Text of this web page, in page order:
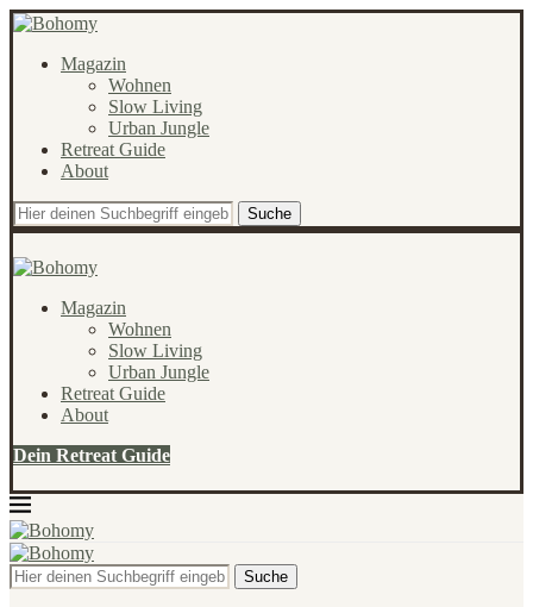
Magazin
Wohnen
Slow Living
Urban Jungle
Retreat Guide
About
Suche
Magazin
Wohnen
Slow Living
Urban Jungle
Retreat Guide
About
Dein Retreat Guide
Suche